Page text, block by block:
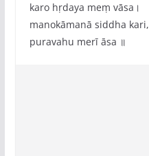
karo hṛdaya meṃ vāsa।
manokāmanā siddha kari,
puravahu merī āsa ॥